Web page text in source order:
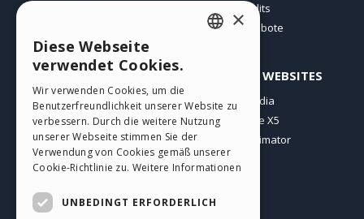
Credits
Angebote
PROFIL
Meine Beiträge
Meine Lizenz
Download
Webhosting
ANDERE WEBSITES
Incomedia
WebSite X5
WebAnimator
GERMAN
SPANISH
PORTUGUESE
×
Diese Webseite
verwendet Cookies.
Wir verwenden Cookies, um die
Benutzerfreundlichkeit unserer Website zu
verbessern. Durch die weitere Nutzung
unserer Webseite stimmen Sie der
Verwendung von Cookies gemäß unserer
Cookie-Richtlinie zu. Weitere Informationen
UNBEDINGT ERFORDERLICH